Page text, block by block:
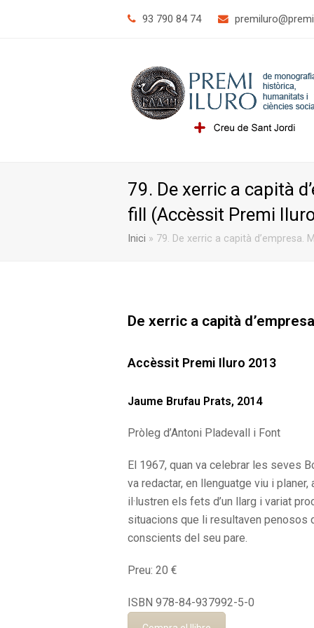
93 790 84 74 @orulimerp
79. De xerric a capità
fill (Accèssit Premi
Inici » 79. De xerric a capità
De xerric a capità
Accèssit Premi Iluro 2013
Jaume Brufau Prats, 2014
Pròleg d’Antoni Pladevall i Font
El 1967, quan va celebrar les seves
va redactar, en llenguatge viu i
il·lustren els fets d’un llarg i variat
situacions que li resultaven penosos
conscients del seu pare.
Preu: 20 €
ISBN 978-84-937992-5-0